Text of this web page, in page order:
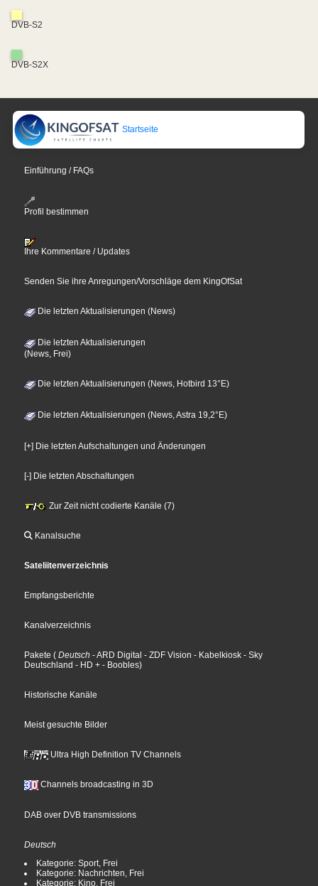
DVB-S2
DVB-S2X
Startseite
Einführung / FAQs
Profil bestimmen
Ihre Kommentare / Updates
Senden Sie ihre Anregungen/Vorschläge dem KingOfSat
Die letzten Aktualisierungen (News)
Die letzten Aktualisierungen
(News, Frei)
Die letzten Aktualisierungen (News, Hotbird 13°E)
Die letzten Aktualisierungen (News, Astra 19,2°E)
[+] Die letzten Aufschaltungen und Änderungen
[-] Die letzten Abschaltungen
Zur Zeit nicht codierte Kanäle (7)
Kanalsuche
Sateliitenverzeichnis
Empfangsberichte
Kanalverzeichnis
Pakete ( Deutsch - ARD Digital - ZDF Vision - Kabelkiosk - Sky
Deutschland - HD + - Boobles)
Historische Kanäle
Meist gesuchte Bilder
Ultra High Definition TV Channels
Channels broadcasting in 3D
DAB over DVB transmissions
Deutsch
Kategorie: Sport, Frei
Kategorie: Nachrichten, Frei
Kategorie: Kino, Frei